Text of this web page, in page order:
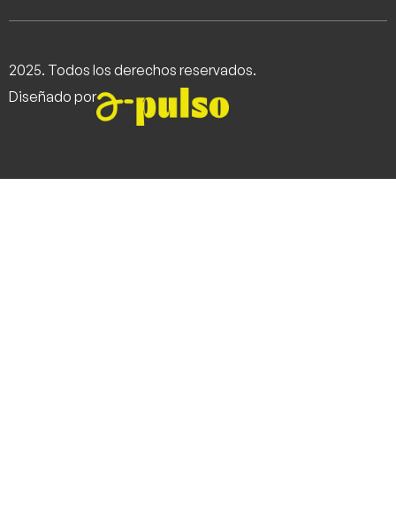
2025. Todos los derechos reservados.
Diseñado por